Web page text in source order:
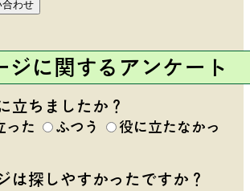
ジに関するアンケート
立ちましたか？
った ふつう
役に立たなかっ
は探しやすかったですか？